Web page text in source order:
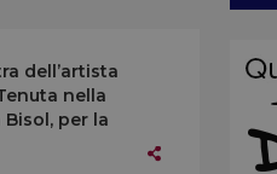
dell’artista
nella
per la
settembre): una